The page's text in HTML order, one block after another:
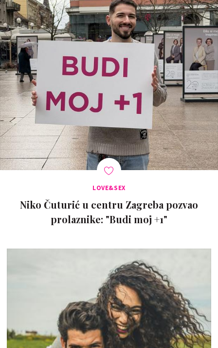
LOVE&SEX
Niko Čuturić u centru Zagreba pozvao
prolaznike: "Budi moj +1"